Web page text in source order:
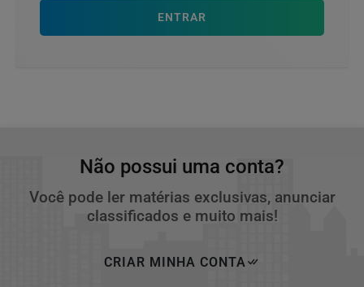
ENTRAR
Não possui uma conta?
Você pode ler matérias exclusivas, anunciar
classificados e muito mais!
CRIAR MINHA CONTA